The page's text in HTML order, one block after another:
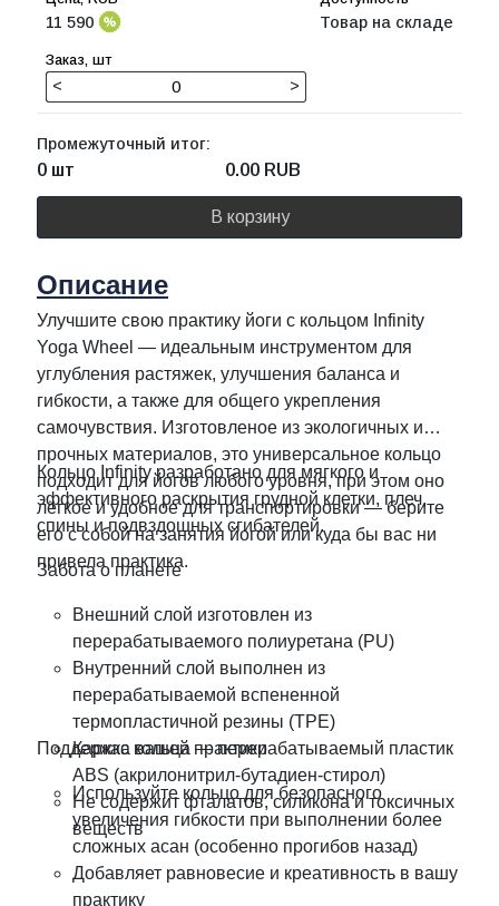
11 590 Товар на складе
< >
Промежуточный итог:
0 шт 0.00 RUB
В корзину
Описание
Улучшите свою практику йоги с кольцом Infinity
Yoga Wheel — идеальным инструментом для
углубления растяжек, улучшения баланса и
гибкости, а также для общего укрепления
самочувствия. Изготовленое из экологичных и
прочных материалов, это универсальное кольцо
подходит для йогов любого уровня, при этом оно
лёгкое и удобное для транспортировки — берите
его с собой на занятия йогой или куда бы вас ни
привела практика.
Кольцо Infinity разработано для мягкого и
эффективного раскрытия грудной клетки, плеч,
спины и подвздошных сгибателей.
Забота о планете
Внешний слой изготовлен из
перерабатываемого полиуретана (PU)
Внутренний слой выполнен из
перерабатываемой вспененной
термопластичной резины (TPE)
Каркас кольца — перерабатываемый пластик
ABS (акрилонитрил-бутадиен-стирол)
Не содержит фталатов, силикона и токсичных
веществ
Поддержка вашей практики
Используйте кольцо для безопасного
увеличения гибкости при выполнении более
сложных асан (особенно прогибов назад)
Добавляет равновесие и креативность в вашу
практику